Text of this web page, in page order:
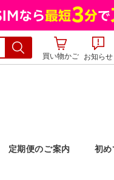
買い物かご
お知らせ